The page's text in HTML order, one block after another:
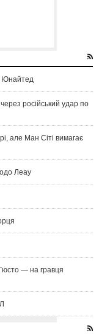
Юнайтед
російський удар по
але Ман Сіті вимагає
Леау
— на гравця